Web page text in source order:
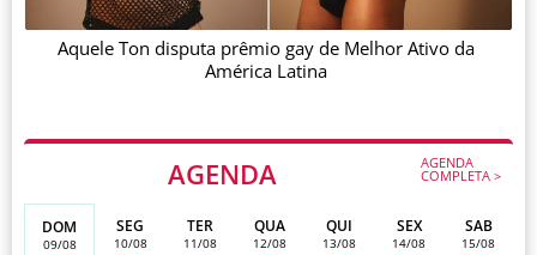
AGENDA AGENDA
COMPLETA >
DOM
09/08
SEG
10/08
TER
11/08
QUA
12/08
QUI
13/08
SEX
14/08
SAB
15/08
Aquele Ton disputa prêmio gay de Melhor Ativo da
América Latina